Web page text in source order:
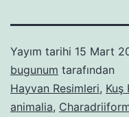
Yayım tarihi 15 Mart
bugunum tarafından
Hayvan Resimleri, Kuş
animalia,